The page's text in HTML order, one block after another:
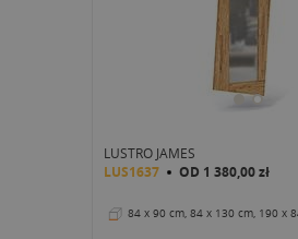
LUSTRO JAMES
LUS1637 OD 1 380,00 zł
84 x 90 cm, 84 x 130 cm, 190 x